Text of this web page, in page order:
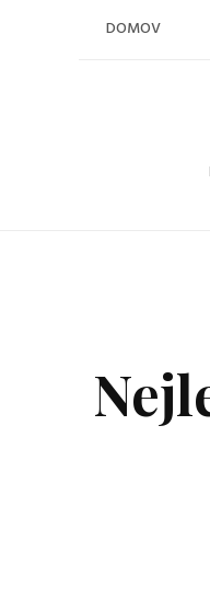
DOMOV